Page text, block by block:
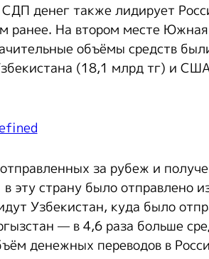
денег также лидирует
ранее. На втором месте
объёмы средств
(18,1 млрд тг) и
за рубеж и
эту страну было отправлено
Узбекистан, куда было
— в 4,6 раза больше
денежных переводов в